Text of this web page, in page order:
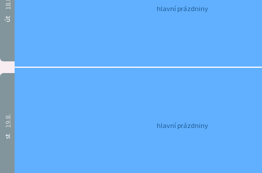
út
hlavní prázdniny
st
19.8. hlavní prázdniny